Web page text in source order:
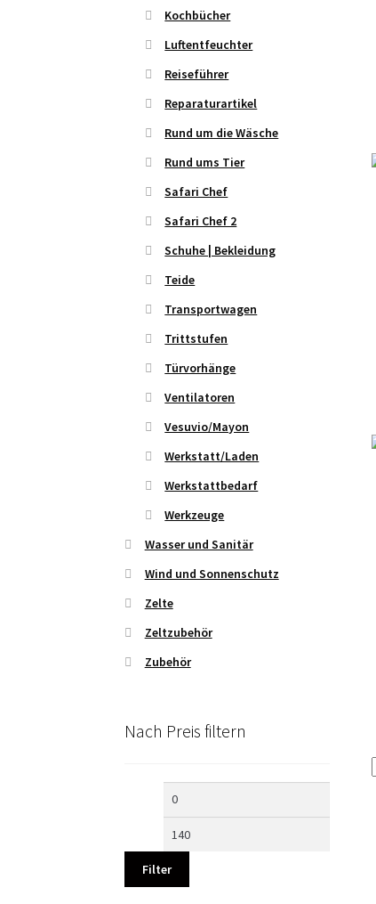
Kochbücher
Luftentfeuchter
Reiseführer
Reparaturartikel
Rund um die Wäsche
Rund ums Tier
Safari Chef
Safari Chef 2
Schuhe | Bekleidung
Teide
Transportwagen
Trittstufen
Türvorhänge
Ventilatoren
Vesuvio/Mayon
Werkstatt/Laden
Werkstattbedarf
Werkzeuge
Wasser und Sanitär
Wind und Sonnenschutz
Zelte
Zeltzubehör
Zubehör
Nach Preis filtern
Min.
Filter